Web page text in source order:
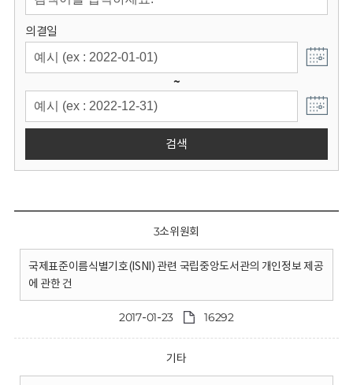
의결일
~
검색
3소위원회
국제표준이름식별기호(ISNI) 관련 국립중앙도서관의 개인정보 제공
에 관한 건
2017-01-23 16292
기타